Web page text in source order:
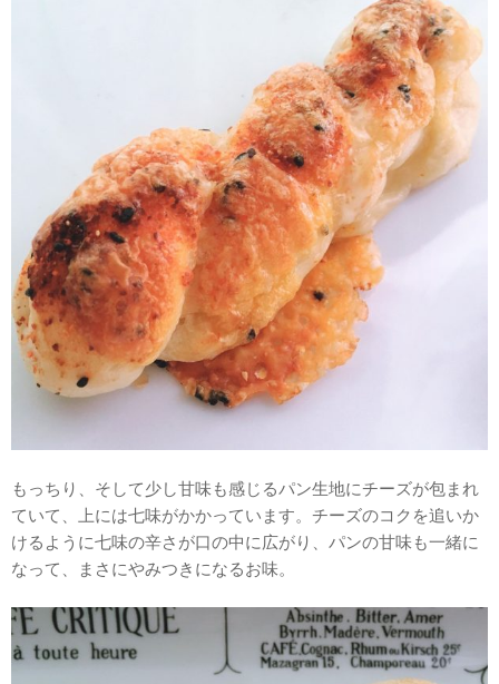
もっちり、そして少し甘味も感じるパン生地にチーズが包まれ
ていて、上には七味がかかっています。チーズのコクを追いか
けるように七味の辛さが口の中に広がり、パンの甘味も一緒に
なって、まさにやみつきになるお味。